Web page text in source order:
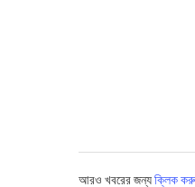
আরও খবরের জন্যক্লিক